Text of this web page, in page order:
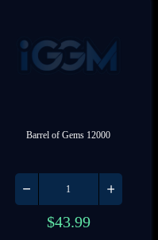
Barrel of Gems 12000
$43.99